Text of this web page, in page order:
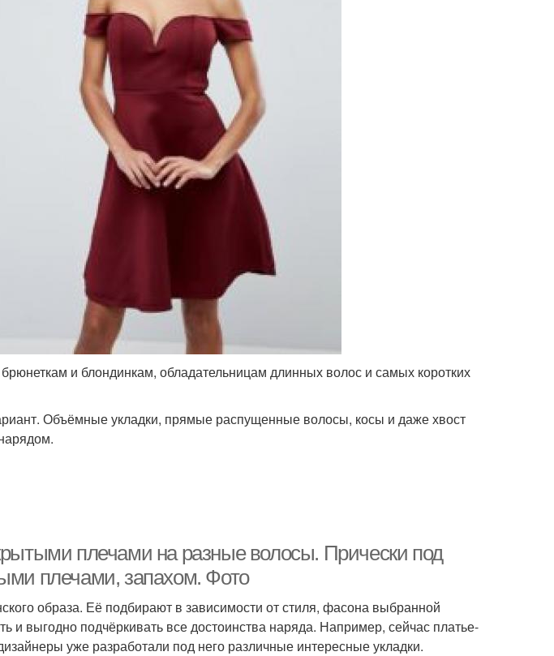
и блондинкам, обладательницам длинных волос и самых коротких
Объёмные укладки, прямые распущенные волосы, косы и даже хвост
плечами на разные волосы. Прически под
плечами, запахом. Фото
образа. Её подбирают в зависимости от стиля, фасона выбранной
и выгодно подчёркивать все достоинства наряда. Например, сейчас платье-
уже разработали под него различные интересные укладки.